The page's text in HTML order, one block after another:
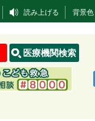
読み上げる 背景色
医療機関検索